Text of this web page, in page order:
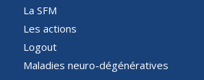
La SFM
Les actions
Logout
Maladies neuro-dégénératives